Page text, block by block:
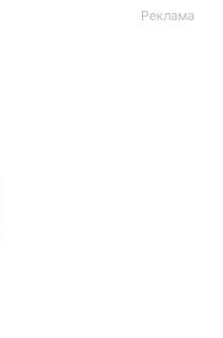
Реклама